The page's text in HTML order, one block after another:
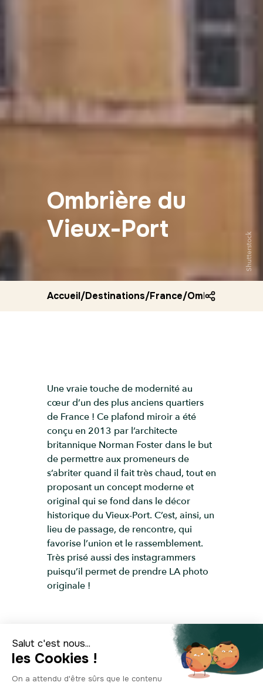
Ombrière du
Vieux-Port
Shutterstock
Accueil/Destinations/France/Ombriere du
Une vraie touche de modernité au
cœur d’un des plus anciens quartiers
de France ! Ce plafond miroir a été
conçu en 2013 par l’architecte
britannique Norman Foster dans le but
de permettre aux promeneurs de
s’abriter quand il fait très chaud, tout en
proposant un concept moderne et
original qui se fond dans le décor
historique du Vieux-Port. C’est, ainsi, un
lieu de passage, de rencontre, qui
favorise l’union et le rassemblement.
Très prisé aussi des instagrammers
puisqu’il permet de prendre LA photo
originale !